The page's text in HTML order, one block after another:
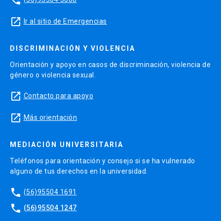
launch Ir al sitio de Emergencias
DISCRIMINACIÓN Y VIOLENCIA
Orientación y apoyo en casos de discriminación, violencia de
género o violencia sexual.
launch Contacto para apoyo
launch Más orientación
MEDIACIÓN UNIVERSITARIA
Teléfonos para orientación y consejo si se ha vulnerado
alguno de tus derechos en la universidad.
phone (56)95504 1691
phone (56)95504 1247